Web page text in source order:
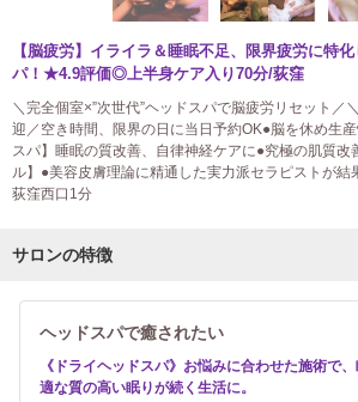
【脳疲労】イライラ＆睡眠不足、限界疲労に特
パ！★4.9評価◎上半身ケア入り70分/荻窪
＼完全個室×”次世代”ヘッドスパで脳疲労リセット／
迎／空き時間、限界の日に当日予約OK●脳を休め生
スパ】睡眠の質改善、自律神経ケアに●究極の肌質改
ル】●美容皮膚理論に精通した実力派セラピストが結
荻窪西口1分
サロンの特徴
ヘッドスパで癒されたい
《ドライヘッドスパ》お悩みに合わせた施術で
適な質の高い眠りが続く生活に。